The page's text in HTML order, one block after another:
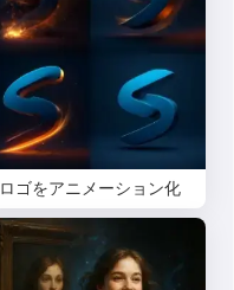
ロゴをアニメーション化